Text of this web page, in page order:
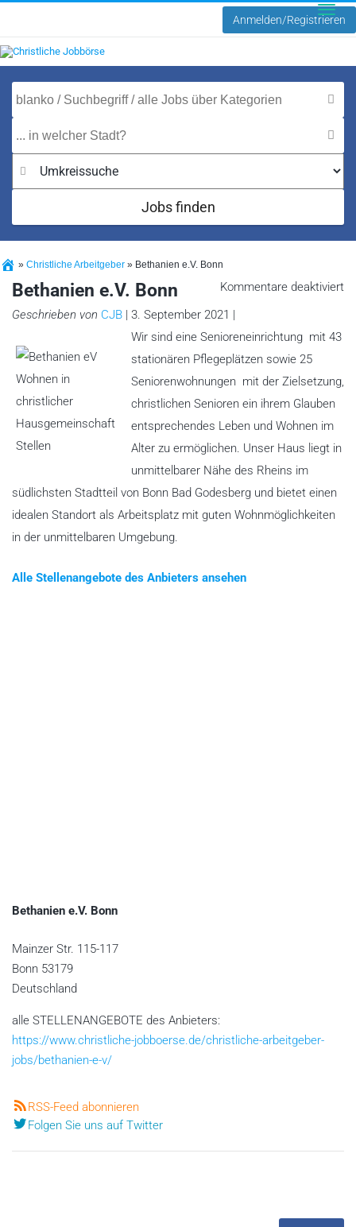
Anmelden/Registrieren
Jobs finden
» Christliche Arbeitgeber » Bethanien e.V. Bonn
Kommentare deaktiviert
Bethanien e.V. Bonn
Geschrieben von CJB | 3. September 2021 |
Wir sind eine Senioreneinrichtung mit 43
stationären Pflegeplätzen sowie 25
Seniorenwohnungen mit der Zielsetzung,
christlichen Senioren ein ihrem Glauben
entsprechendes Leben und Wohnen im
Alter zu ermöglichen. Unser Haus liegt in
unmittelbarer Nähe des Rheins im
südlichsten Stadtteil von Bonn Bad Godesberg und bietet einen
idealen Standort als Arbeitsplatz mit guten Wohnmöglichkeiten
in der unmittelbaren Umgebung.
Alle Stellenangebote des Anbieters ansehen
Bethanien e.V. Bonn
Mainzer Str. 115-117
Bonn 53179
Deutschland
alle STELLENANGEBOTE des Anbieters:
https://www.christliche-jobboerse.de/christliche-arbeitgeber-
jobs/bethanien-e-v/
RSS-Feed abonnieren
Folgen Sie uns auf Twitter